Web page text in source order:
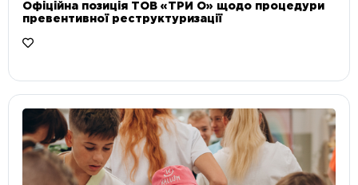
Офіційна позиція ТОВ «ТРИ О» щодо процедури
превентивної реструктуризації